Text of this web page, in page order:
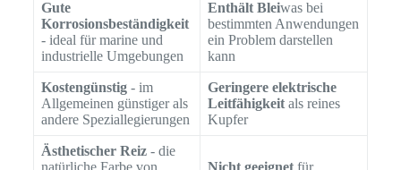
Gute
Korrosionsbeständigkeit
- ideal für marine und
industrielle Umgebungen
Enthält Bleiwas bei
bestimmten Anwendungen
ein Problem darstellen
kann
Kostengünstig- im
Allgemeinen günstiger als
andere Speziallegierungen
Geringere elektrische
Leitfähigkeitals reines
Kupfer
Ästhetischer Reiz- die